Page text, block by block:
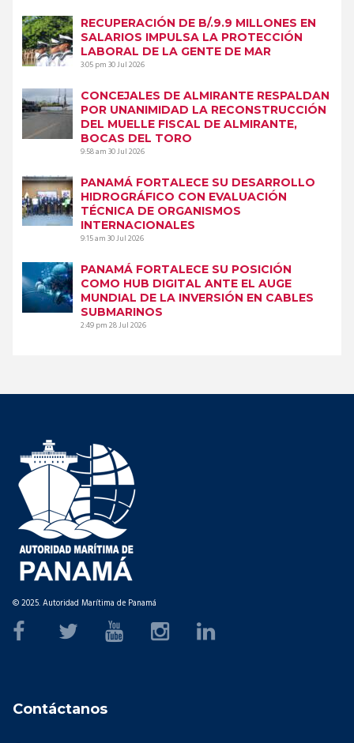
RECUPERACIÓN DE B/.9.9 MILLONES EN
SALARIOS IMPULSA LA PROTECCIÓN
LABORAL DE LA GENTE DE MAR
3:05 pm30 Jul 2026
CONCEJALES DE ALMIRANTE RESPALDAN
POR UNANIMIDAD LA RECONSTRUCCIÓN
DEL MUELLE FISCAL DE ALMIRANTE,
BOCAS DEL TORO
9:58 am30 Jul 2026
PANAMÁ FORTALECE SU DESARROLLO
HIDROGRÁFICO CON EVALUACIÓN
TÉCNICA DE ORGANISMOS
INTERNACIONALES
9:15 am30 Jul 2026
PANAMÁ FORTALECE SU POSICIÓN
COMO HUB DIGITAL ANTE EL AUGE
MUNDIAL DE LA INVERSIÓN EN CABLES
SUBMARINOS
2:49 pm28 Jul 2026
© 2025. Autoridad Marítima de Panamá
Contáctanos